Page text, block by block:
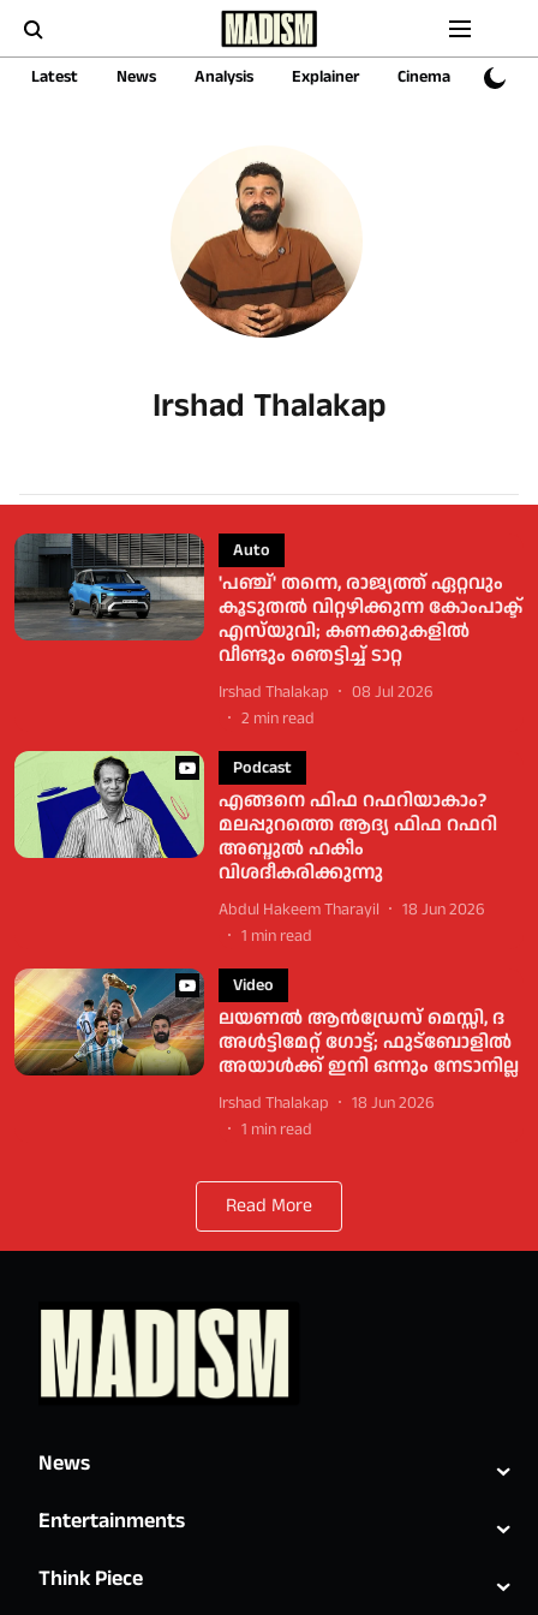
Latest News Analysis Explainer Cinema Sports
Irshad Thalakap
Auto
'പഞ്ച്' തന്നെ, രാജ്യത്ത് ഏറ്റവും
കൂടുതല്‍ വിറ്റഴിക്കുന്ന കോംപാക്ട്
എസ്‌യുവി; കണക്കുകളില്‍
വീണ്ടും ഞെട്ടിച്ച് ടാറ്റ
Irshad Thalakap
08 Jul 2026
2 min read
Podcast
എങ്ങനെ ഫിഫ റഫറിയാകാം?
മലപ്പുറത്തെ ആദ്യ ഫിഫ റഫറി
അബ്ദുൽ ഹകീം
വിശദീകരിക്കുന്നു
Abdul Hakeem Tharayil
18 Jun 2026
1 min read
Video
ലയണൽ ആൻഡ്രേസ് മെസ്സി, ദ
അൾട്ടിമേറ്റ് ​ഗോട്ട്; ഫുട്ബോളിൽ
അയാൾക്ക് ഇനി ഒന്നും നേടാനില്ല
Irshad Thalakap
18 Jun 2026
1 min read
Read More
News ⌄
Entertainments ⌄
Think Piece ⌄